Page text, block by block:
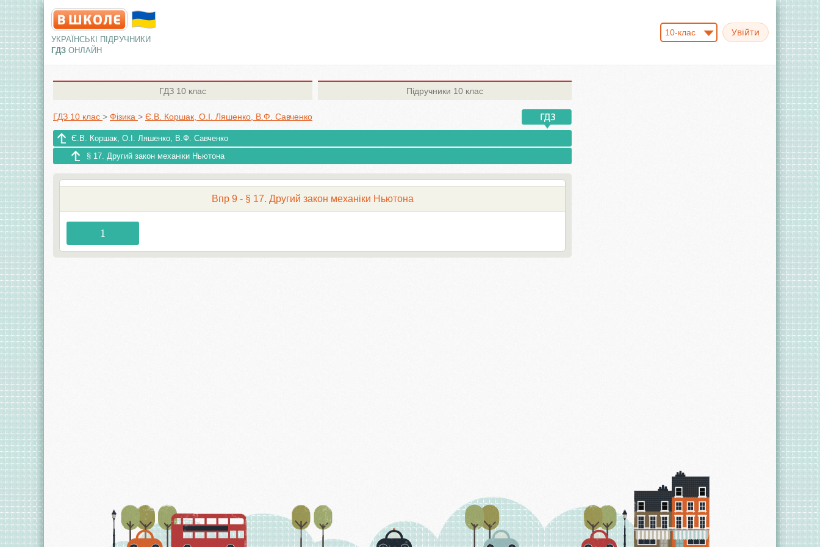
УКРАЇНСЬКІ ПІДРУЧНИКИ
ГДЗ ОНЛАЙН
10-клас
ГДЗ 10 клас Підручники 10 клас
ГДЗ 10 клас > Фізика > Є.В. Коршак, О.І. Ляшенко, В.Ф. Савченко
Є.В. Коршак, О.І. Ляшенко, В.Ф. Савченко
§ 17. Другий закон механіки Ньютона
Впр 9 - § 17. Другий закон механіки Ньютона
1